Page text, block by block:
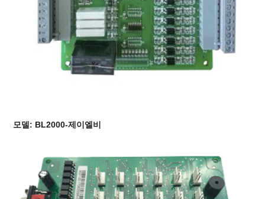
모델: BL2000-제이엘비